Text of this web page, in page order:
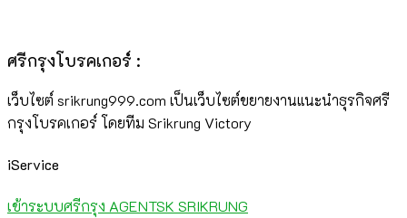
ศรีกรุงโบรคเกอร์ :
เว็บไซต์ srikrung999.com เป็นเว็บไซต์ขยายงานแนะนำธุรกิจศรี
กรุงโบรคเกอร์ โดยทีม Srikrung Victory
iService
เข้าระบบศรีกรุง AGENTSK SRIKRUNG